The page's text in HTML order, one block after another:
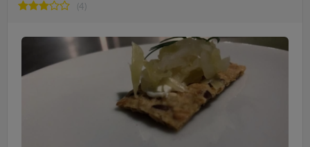
(4)